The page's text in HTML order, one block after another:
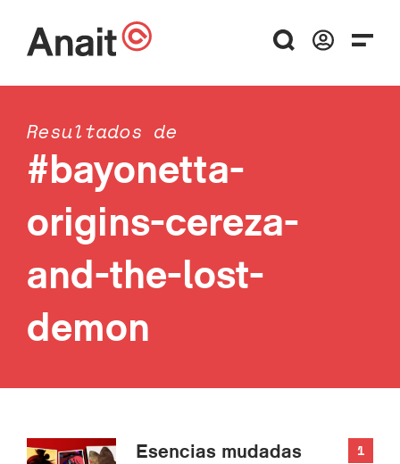
Resultados de
#bayonetta-
origins-cereza-
and-the-lost-
demon
1
Esencias mudadas